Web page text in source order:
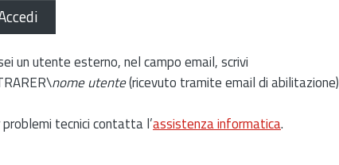
un utente esterno, nel campo email, scrivi
nome utente(ricevuto tramite email di abilitazione)
tecnici contatta l’assistenza informatica.